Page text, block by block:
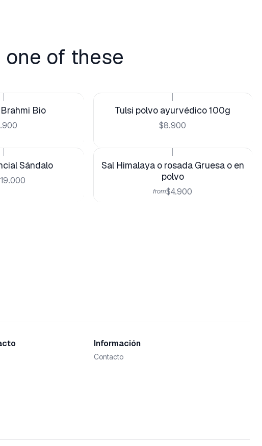
one of these
Bio Tulsi polvo ayurvédico 100g
$8.900
Sándalo
Sal Himalaya o rosada Gruesa o en
polvo
from$4.900
Información
Contacto